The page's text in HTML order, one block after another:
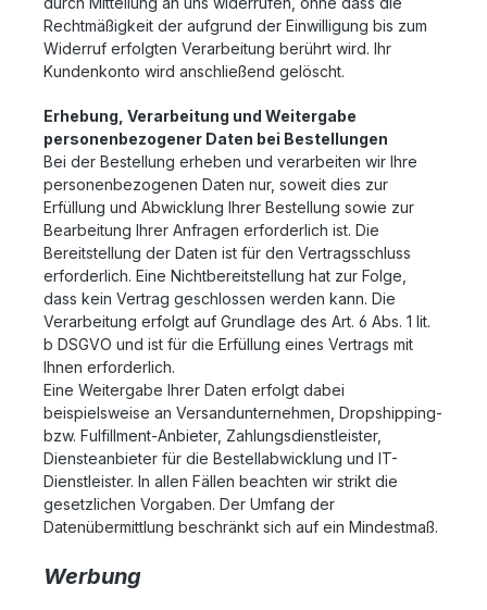
Rechtmäßigkeit der aufgrund der Einwilligung bis zum
Widerruf erfolgten Verarbeitung berührt wird. Ihr
Kundenkonto wird anschließend gelöscht.
Erhebung, Verarbeitung und Weitergabe
personenbezogener Daten bei Bestellungen
Bei der Bestellung erheben und verarbeiten wir Ihre
personenbezogenen Daten nur, soweit dies zur
Erfüllung und Abwicklung Ihrer Bestellung sowie zur
Bearbeitung Ihrer Anfragen erforderlich ist. Die
Bereitstellung der Daten ist für den Vertragsschluss
erforderlich. Eine Nichtbereitstellung hat zur Folge,
dass kein Vertrag geschlossen werden kann. Die
Verarbeitung erfolgt auf Grundlage des Art. 6 Abs. 1 lit.
b DSGVO und ist für die Erfüllung eines Vertrags mit
Ihnen erforderlich.
Eine Weitergabe Ihrer Daten erfolgt dabei
beispielsweise an Versandunternehmen, Dropshipping-
bzw. Fulfillment-Anbieter, Zahlungsdienstleister,
Diensteanbieter für die Bestellabwicklung und IT-
Dienstleister. In allen Fällen beachten wir strikt die
gesetzlichen Vorgaben. Der Umfang der
Datenübermittlung beschränkt sich auf ein Mindestmaß.
Werbung